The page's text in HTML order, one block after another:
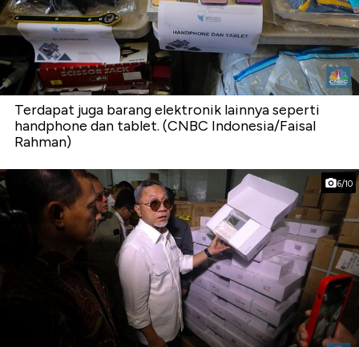
Terdapat juga barang elektronik lainnya seperti
handphone dan tablet. (CNBC Indonesia/Faisal
Rahman)
6/10